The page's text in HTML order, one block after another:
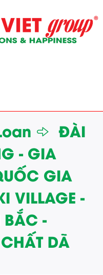
ĐÀI
- GIA
GIA
VILLAGE -
-
DÃ